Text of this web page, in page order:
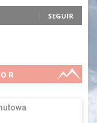
SEGUIR